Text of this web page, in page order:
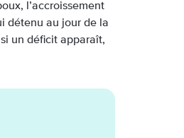
l’accroissement
détenu au jour de la
un déficit apparaît,